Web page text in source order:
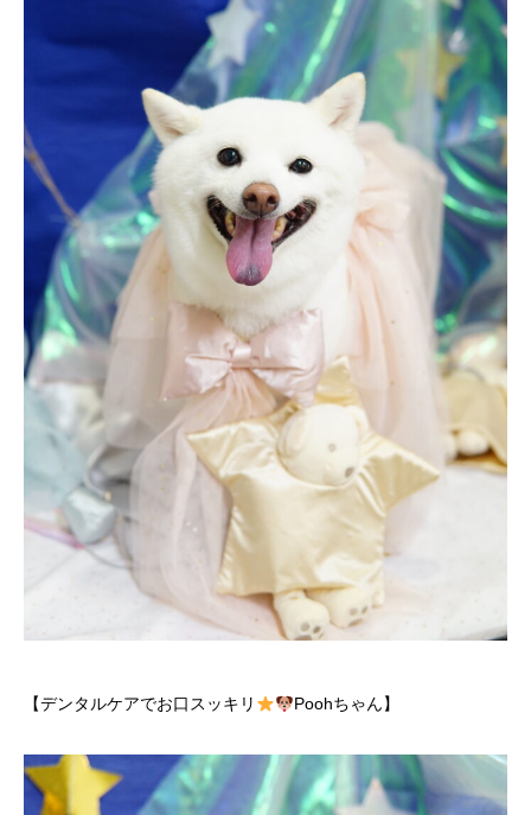
【デンタルケアでお口スッキリ Poohちゃん】